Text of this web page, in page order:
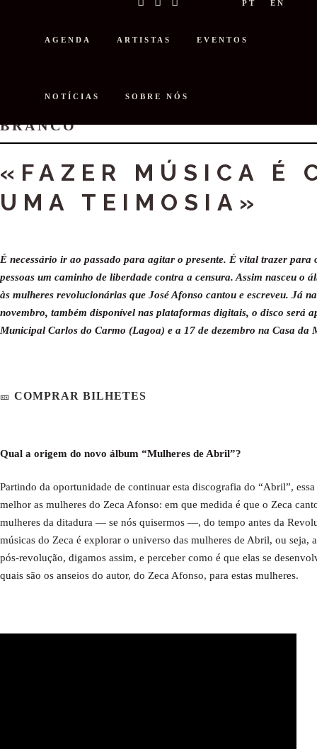
PT EN
AGENDA ARTISTAS EVENTOS
NOTÍCIAS SOBRE NÓS
BRANCO
«FAZER MÚSICA É
UMA TEIMOSIA »
É necessário ir ao passado para agitar o presente. É vital trazer
pessoas um caminho de liberdade contra a censura. Assim nasceu o
às mulheres revolucionárias que José Afonso cantou e escreveu. Já
novembro, também disponível nas plataformas digitais, o disco será
Municipal Carlos do Carmo (Lagoa) e a 17 de dezembro na Casa da
🎫 COMPRAR BILHETES
Qual a origem do novo álbum “Mulheres de Abril”?
Partindo da oportunidade de continuar esta discografia do “Abril”,
melhor as mulheres do Zeca Afonso: em que medida é que o Zeca
mulheres da ditadura — se nós quisermos —, do tempo antes da
músicas do Zeca é explorar o universo das mulheres de Abril, ou seja,
pós-revolução, digamos assim, e perceber como é que elas se
quais são os anseios do autor, do Zeca Afonso, para estas mulheres.